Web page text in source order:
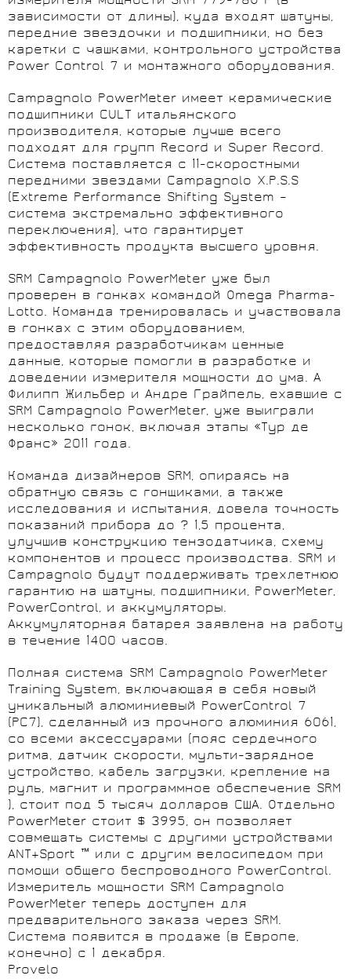
зависимости от длины), куда входят шатуны,
передние звездочки и подшипники, но без
каретки с чашками, контрольного устройства
Power Control 7 и монтажного оборудования.
Campagnolo PowerMeter имеет керамические
подшипники CULT итальянского
производителя, которые лучше всего
подходят для групп Record и Super Record.
Система поставляется с 11-скоростными
передними звездами Campagnolo X.P.S.S
(Extreme Performance Shifting System –
система экстремально эффективного
переключения), что гарантирует
эффективность продукта высшего уровня.
SRM Campagnolo PowerMeter уже был
проверен в гонках командой Omega Pharma-
Lotto. Команда тренировалась и участвовала
в гонках с этим оборудованием,
предоставляя разработчикам ценные
данные, которые помогли в разработке и
доведении измерителя мощности до ума. А
Филипп Жильбер и Андре Грайпель, ехавшие с
SRM Campagnolo PowerMeter, уже выиграли
несколько гонок, включая этапы «Тур де
Франс» 2011 года.
Команда дизайнеров SRM, опираясь на
обратную связь с гонщиками, а также
исследования и испытания, довела точность
показаний прибора до ? 1,5 процента,
улучшив конструкцию тензодатчика, схему
компонентов и процесс производства. SRM и
Campagnolo будут поддерживать трехлетнюю
гарантию на шатуны, подшипники, PowerMeter,
PowerControl, и аккумуляторы.
Аккумуляторная батарея заявлена на работу
в течение 1400 часов.
Полная система SRM Campagnolo PowerMeter
Training System, включающая в себя новый
уникальный алюминиевый PowerControl 7
(PC7), сделанный из прочного алюминия 6061,
со всеми аксессуарами (пояс сердечного
ритма, датчик скорости, мульти-зарядное
устройство, кабель загрузки, крепление на
руль, магнит и программное обеспечение SRM
), стоит под 5 тысяч долларов США. Отдельно
PowerMeter стоит $ 3995, он позволяет
совмещать системы с другими устройствами
ANT+Sport ™ или с другим велосипедом при
помощи общего беспроводного PowerControl.
Измеритель мощности SRM Campagnolo
PowerMeter теперь доступен для
предварительного заказа через SRM.
Система появится в продаже (в Европе,
конечно) с 1 декабря.
Provelo